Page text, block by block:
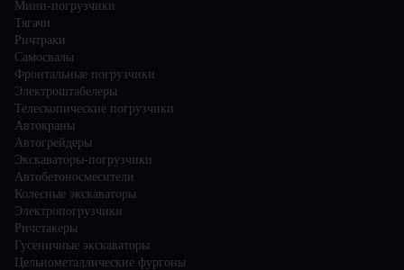
Мини-погрузчики
Тягачи
Ричтраки
Самосвалы
Фронтальные погрузчики
Электроштабелеры
Телескопические погрузчики
Автокраны
Автогрейдеры
Экскаваторы-погрузчики
Автобетоносмесители
Колесные экскаваторы
Электропогрузчики
Ричстакеры
Гусеничные экскаваторы
Цельнометаллические фургоны